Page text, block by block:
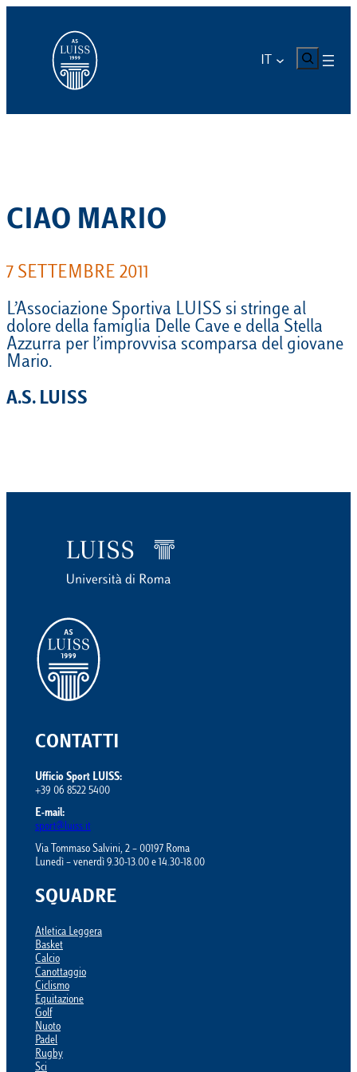
contenuto
CERCA
CIAO MARIO
7 SETTEMBRE 2011
L’Associazione Sportiva LUISS si stringe al
dolore della famiglia Delle Cave e della Stella
Azzurra per l’improvvisa scomparsa del giovane
Mario.
A.S. LUISS
CONTATTI
Ufficio Sport LUISS:
+39 06 8522 5400
E-mail:
sport@luiss.it
Via Tommaso Salvini, 2 – 00197 Roma
Lunedì – venerdì 9.30-13.00 e 14.30-18.00
SQUADRE
Atletica Leggera
Basket
Calcio
Canottaggio
Ciclismo
Equitazione
Golf
Nuoto
Padel
Rugby
Sci